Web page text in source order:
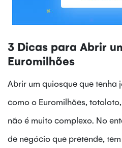
3 Dicas para Abrir
Euromilhões
Abrir um quiosque que tenha
como o Euromilhões,
não é muito complexo. No
de negócio que pretende,